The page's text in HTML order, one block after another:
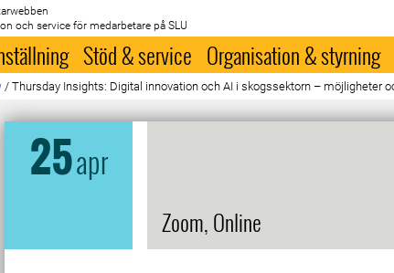
och service för medarbetare på SLU
Stöd & service Organisation & styrning
/ Thursday Insights: Digital innovation och AI i skogssektorn – möjligheter
25apr
Zoom, Online